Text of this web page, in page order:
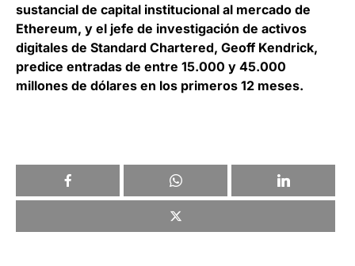
sustancial de capital institucional al mercado de
Ethereum, y el jefe de investigación de activos
digitales de Standard Chartered, Geoff Kendrick,
predice entradas de entre 15.000 y 45.000
millones de dólares en los primeros 12 meses.